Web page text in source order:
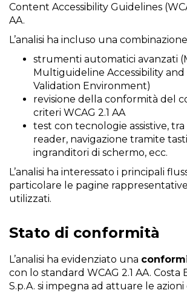
Content Accessibility Guidelines
AA.
L’analisi ha incluso una
strumenti automatici avanzati
Multiguideline Accessibility and
Validation Environment)
revisione della conformità del
criteri WCAG 2.1 AA
test con tecnologie assistive, tra
reader, navigazione tramite
ingranditori di schermo, ecc.
L’analisi ha interessato i principali
particolare le pagine
utilizzati.
Stato di conformità
L’analisi ha evidenziato una
con lo standard WCAG 2.1 AA.
S.p.A. si impegna ad attuare le